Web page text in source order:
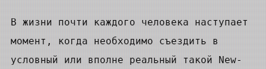
В жизни почти каждого человека наступает
момент, когда необходимо съездить в
условный или вполне реальный такой New-